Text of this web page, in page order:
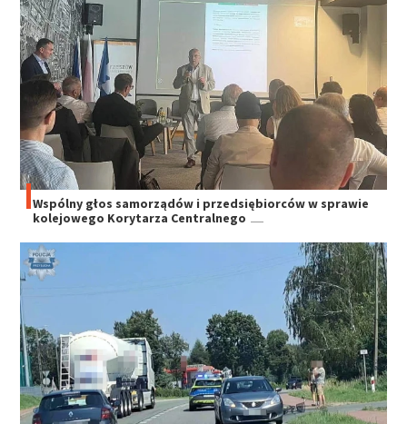
Wspólny głos samorządów i przedsiębiorców w sprawie
kolejowego Korytarza Centralnego